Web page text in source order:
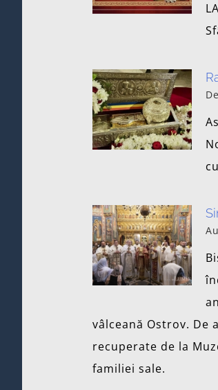
vâlceană Ostrov.
recuperate de la
familiei sale.